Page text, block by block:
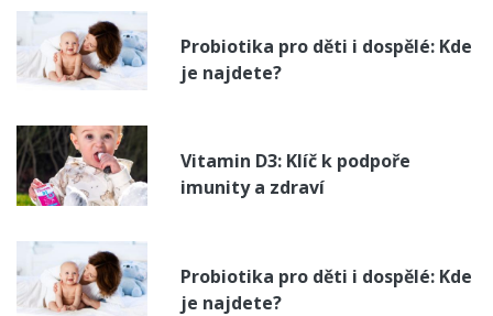
Probiotika pro děti i dospělé: Kde
je najdete?
Vitamin D3: Klíč k podpoře
imunity a zdraví
Probiotika pro děti i dospělé: Kde
je najdete?